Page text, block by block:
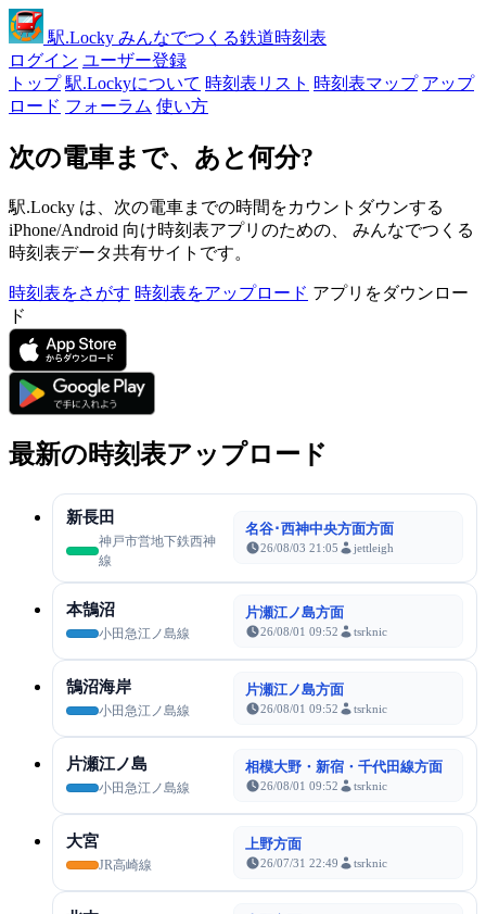
駅.Locky みんなでつくる鉄道時刻表
ログイン ユーザー登録
トップ 駅.Lockyについて 時刻表リスト 時刻表マップ アップ
ロード フォーラム 使い方
次の電車まで、あと何分?
駅.Locky は、次の電車までの時間をカウントダウンする
iPhone/Android 向け時刻表アプリのための、 みんなでつくる
時刻表データ共有サイトです。
時刻表をさがす 時刻表をアップロード アプリをダウンロー
ド
最新の時刻表アップロード
新長田
神戸市営地下鉄西神
線
名谷･西神中央方面方面
26/08/03 21:05 jettleigh
本鵠沼
小田急江ノ島線
片瀬江ノ島方面
26/08/01 09:52 tsrknic
鵠沼海岸
小田急江ノ島線
片瀬江ノ島方面
26/08/01 09:52 tsrknic
片瀬江ノ島
小田急江ノ島線
相模大野・新宿・千代田線方面
26/08/01 09:52 tsrknic
大宮
JR高崎線
上野方面
26/07/31 22:49 tsrknic